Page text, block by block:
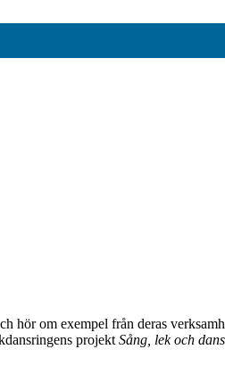
hör om exempel från deras
projekt Sång, lek och dans